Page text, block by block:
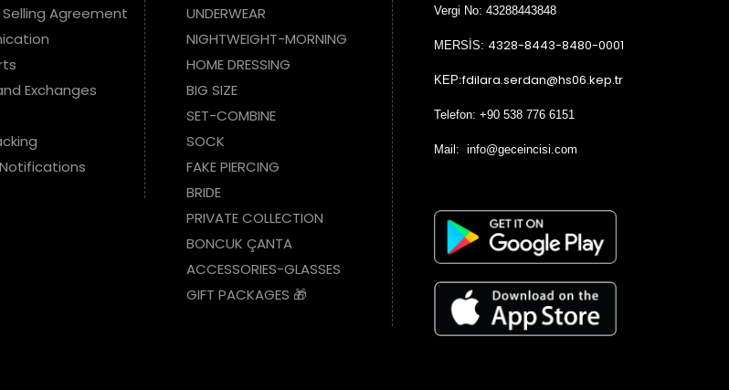
Agreement
Exchanges
UNDERWEAR
NIGHTWEIGHT-MORNING
HOME DRESSING
BIG SIZE
SET-COMBINE
SOCK
FAKE PIERCING
BRIDE
PRIVATE COLLECTION
BONCUK ÇANTA
ACCESSORIES-GLASSES
GIFT PACKAGES 🎁
Vergi No: 43288443848
MERSİS: 4328-8443-8480-0001
KEP:fdilara.serdan@hs06.kep.tr
Telefon: +90 538 776 6151
Mail: info@geceincisi.com